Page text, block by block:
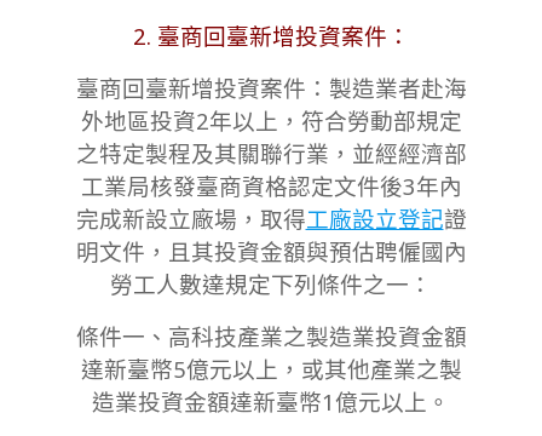
2. 臺商回臺新增投資案件：
臺商回臺新增投資案件：製造業者赴海
外地區投資2年以上，符合勞動部規定
之特定製程及其關聯行業，並經經濟部
工業局核發臺商資格認定文件後3年內
完成新設立廠場，取得工廠設立登記證
明文件，且其投資金額與預估聘僱國內
勞工人數達規定下列條件之一：
條件一、高科技產業之製造業投資金額
達新臺幣5億元以上，或其他產業之製
造業投資金額達新臺幣1億元以上。